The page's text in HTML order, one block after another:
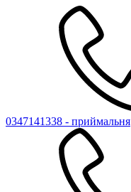
0347141338 - приймальня